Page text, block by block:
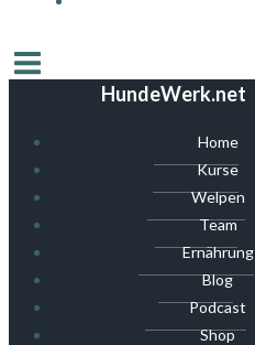
HundeWerk.net
Home
Kurse
Welpen
Team
Ernährung
Blog
Podcast
Shop